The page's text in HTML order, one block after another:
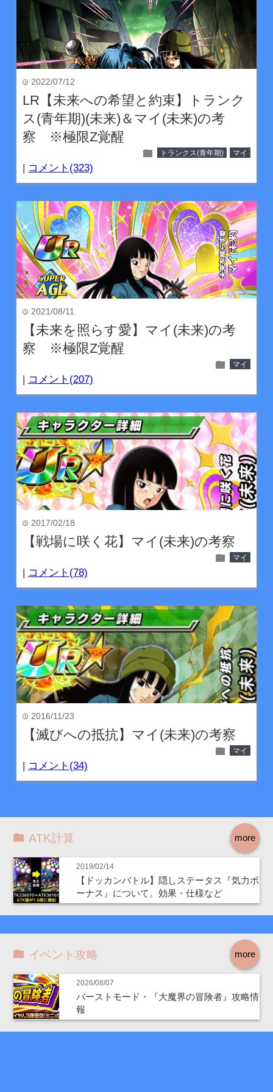
time 2022/07/12
LR【未来への希望と約束】トランク
ス(青年期)(未来)＆マイ(未来)の考
察 ※極限Z覚醒
folder トランクス(青年期) マイ
| コメント(323)
time 2021/08/11
【未来を照らす愛】マイ(未来)の考
察 ※極限Z覚醒
folder マイ
| コメント(207)
time 2017/02/18
【戦場に咲く花】マイ(未来)の考察
folder マイ
| コメント(78)
time 2016/11/23
【滅びへの抵抗】マイ(未来)の考察
folder マイ
| コメント(34)
more
ATK計算
2019/02/14
【ドッカンバトル】隠しステータス『気力ボ
ーナス』について。効果・仕様など
more
イベント攻略
2026/08/07
バーストモード・『大魔界の冒険者』攻略情
報